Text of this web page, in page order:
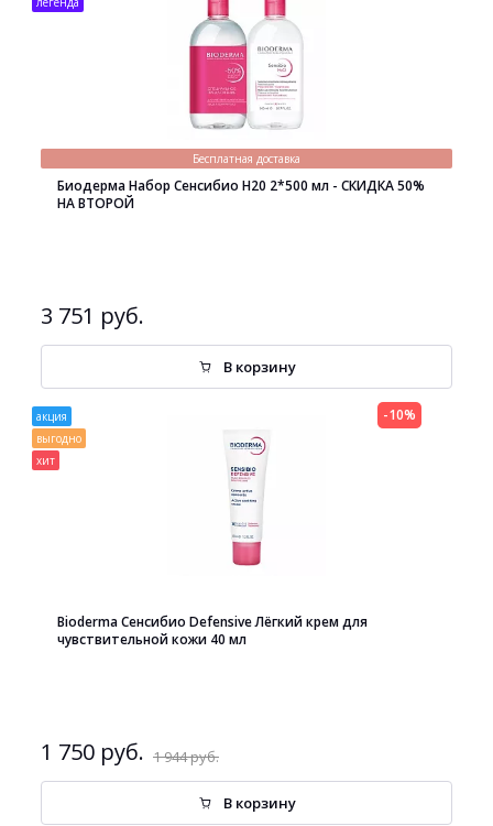
Бесплатная доставка
Биодерма Набор Сенсибио H20 2*500 мл - СКИДКА 50%
НА ВТОРОЙ
3 751 руб.
В корзину
акция
выгодно
хит
Bioderma Сенсибио Defensive Лёгкий крем для
чувствительной кожи 40 мл
1 750 руб. 1 944 руб.
-10%
В корзину